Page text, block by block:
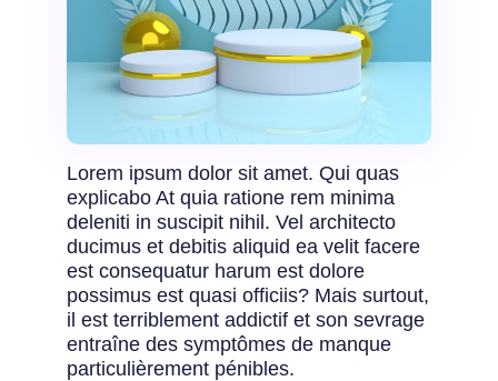
Lorem ipsum dolor sit amet. Qui quas
explicabo At quia ratione rem minima
deleniti in suscipit nihil. Vel architecto
ducimus et debitis aliquid ea velit facere
est consequatur harum est dolore
possimus est quasi officiis? Mais surtout,
il est terriblement addictif et son sevrage
entraîne des symptômes de manque
particulièrement pénibles.